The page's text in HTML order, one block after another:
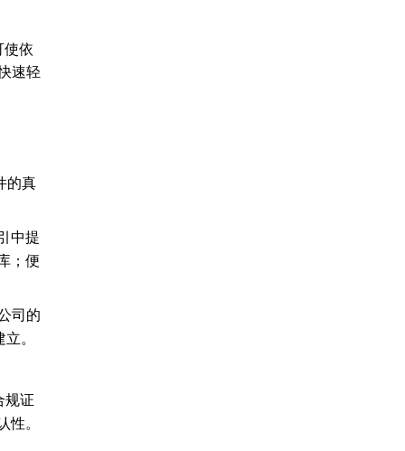
使依
速轻
的真
中提
；便
司的
。
规证
性。